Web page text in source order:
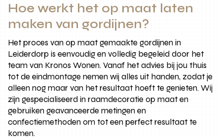
Hoe werkt het op maat laten
maken van gordijnen?
Het proces van op maat gemaakte gordijnen in
Leiderdorp is eenvoudig en volledig begeleid door het
team van Kronos Wonen. Vanaf het advies bij jou thuis
tot de eindmontage nemen wij alles uit handen, zodat je
alleen nog maar van het resultaat hoeft te genieten. Wij
zijn gespecialiseerd in raamdecoratie op maat en
gebruiken geavanceerde metingen en
confectiemethoden om tot een perfect resultaat te
komen.